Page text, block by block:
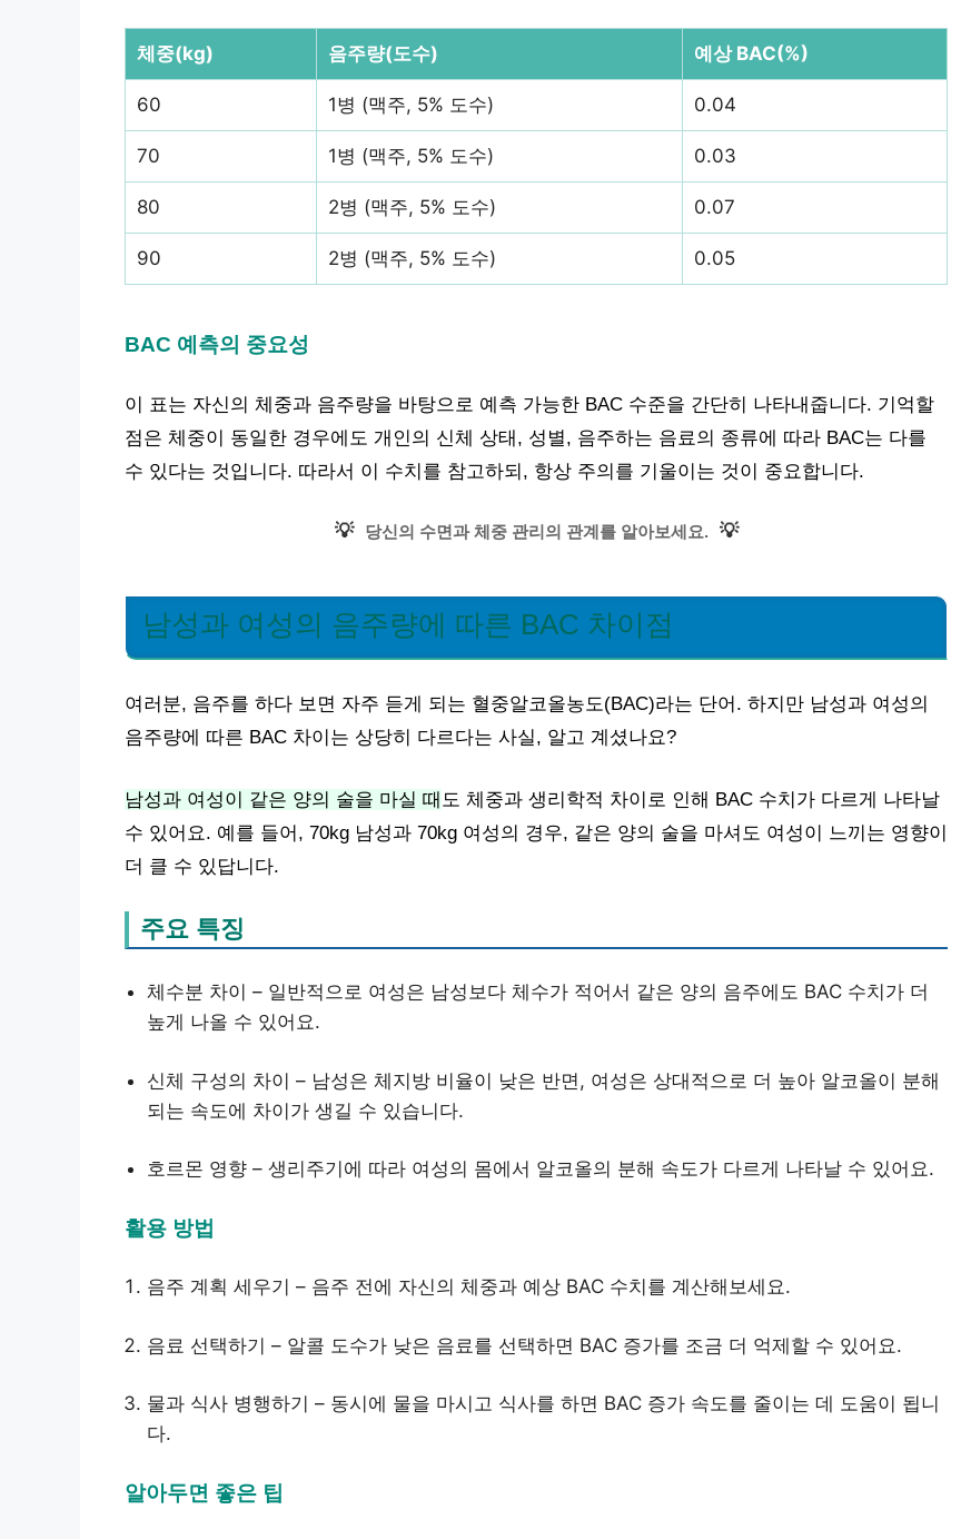
체중(kg) 음주량(도수) 예상 BAC(%)
60 1병 (맥주, 5% 도수) 0.04
70 1병 (맥주, 5% 도수) 0.03
80 2병 (맥주, 5% 도수) 0.07
90 2병 (맥주, 5% 도수) 0.05
BAC 예측의 중요성
이 표는 자신의 체중과 음주량을 바탕으로 예측 가능한 BAC 수준을 간단히 나타내줍니다. 기억할
점은 체중이 동일한 경우에도 개인의 신체 상태, 성별, 음주하는 음료의 종류에 따라 BAC는 다를
수 있다는 것입니다. 따라서 이 수치를 참고하되, 항상 주의를 기울이는 것이 중요합니다.
💡 당신의 수면과 체중 관리의 관계를 알아보세요. 💡
남성과 여성의 음주량에 따른 BAC 차이점
여러분, 음주를 하다 보면 자주 듣게 되는 혈중알코올농도(BAC)라는 단어. 하지만 남성과 여성의
음주량에 따른 BAC 차이는 상당히 다르다는 사실, 알고 계셨나요?
남성과 여성이 같은 양의 술을 마실 때 도 체중과 생리학적 차이로 인해 BAC 수치가 다르게 나타날
수 있어요. 예를 들어, 70kg 남성과 70kg 여성의 경우, 같은 양의 술을 마셔도 여성이 느끼는 영향이
더 클 수 있답니다.
주요 특징
체수분 차이 – 일반적으로 여성은 남성보다 체수가 적어서 같은 양의 음주에도 BAC 수치가 더
높게 나올 수 있어요.
신체 구성의 차이 – 남성은 체지방 비율이 낮은 반면, 여성은 상대적으로 더 높아 알코올이 분해
되는 속도에 차이가 생길 수 있습니다.
호르몬 영향 – 생리주기에 따라 여성의 몸에서 알코올의 분해 속도가 다르게 나타날 수 있어요.
활용 방법
음주 계획 세우기 – 음주 전에 자신의 체중과 예상 BAC 수치를 계산해보세요.
음료 선택하기 – 알콜 도수가 낮은 음료를 선택하면 BAC 증가를 조금 더 억제할 수 있어요.
물과 식사 병행하기 – 동시에 물을 마시고 식사를 하면 BAC 증가 속도를 줄이는 데 도움이 됩니
다.
알아두면 좋은 팁